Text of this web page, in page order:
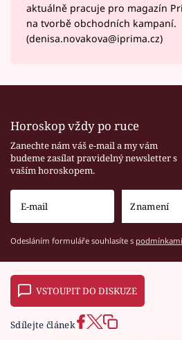
aktuálně pracuje pro magazín
na tvorbě obchodních kampaní.
(denisa.novakova@iprima.cz)
Horoskop vždy po ruce
Zanechte nám váš e-mail a my vám
budeme zasílat pravidelný newsletter s
vaším horoskopem.
Odesláním formuláře souhlasíte s
VSTOUPIT DO DISKUZE
Sdílejte článek